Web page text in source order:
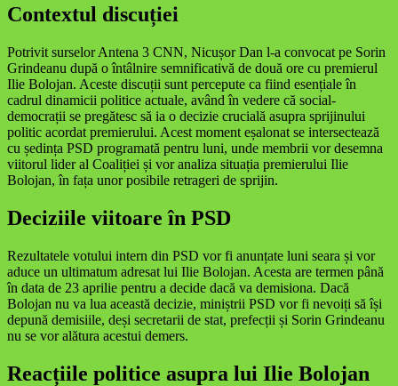
Contextul discuției
Potrivit surselor Antena 3 CNN, Nicușor Dan l-a convocat pe Sorin
Grindeanu după o întâlnire semnificativă de două ore cu premierul
Ilie Bolojan. Aceste discuții sunt percepute ca fiind esențiale în
cadrul dinamicii politice actuale, având în vedere că social-
democrații se pregătesc să ia o decizie crucială asupra sprijinului
politic acordat premierului. Acest moment eșalonat se intersectează
cu ședința PSD programată pentru luni, unde membrii vor desemna
viitorul lider al Coaliției și vor analiza situația premierului Ilie
Bolojan, în fața unor posibile retrageri de sprijin.
Deciziile viitoare în PSD
Rezultatele votului intern din PSD vor fi anunțate luni seara și vor
aduce un ultimatum adresat lui Ilie Bolojan. Acesta are termen până
în data de 23 aprilie pentru a decide dacă va demisiona. Dacă
Bolojan nu va lua această decizie, miniștrii PSD vor fi nevoiți să își
depună demisiile, deși secretarii de stat, prefecții și Sorin Grindeanu
nu se vor alătura acestui demers.
Reacțiile politice asupra lui Ilie Bolojan